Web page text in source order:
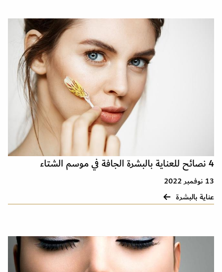
4 نصائح للعناية بالبشرة الجافة في موسم الشتاء
13 نوفمبر 2022
عناية بالبشرة